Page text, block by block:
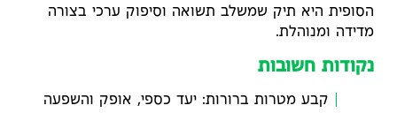
הסופית היא תיק שמשלב תשואה וסיפוק ערכי בצורה
מדידה ומנוהלת.
נקודות חשובות
קבע מטרות ברורות: יעד כספי, אופק והשפעה